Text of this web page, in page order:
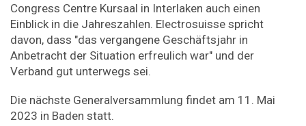
Congress Centre Kursaal in Interlaken auch einen
Einblick in die Jahreszahlen. Electrosuisse spricht
davon, dass "das vergangene Geschäftsjahr in
Anbetracht der Situation erfreulich war" und der
Verband gut unterwegs sei.
Die nächste Generalversammlung findet am 11. Mai
2023 in Baden statt.